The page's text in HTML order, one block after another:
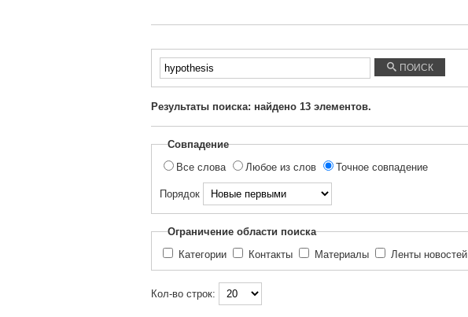
Введите
текст
поиска...
ПОИСК
Результаты поиска: найдено 13 элементов.
Совпадение
Все слова
Любое из слов Точное совпадение
Порядок
Ограничение области поиска
Категории
Контакты Материалы Ленты новостей
Кол-во строк: